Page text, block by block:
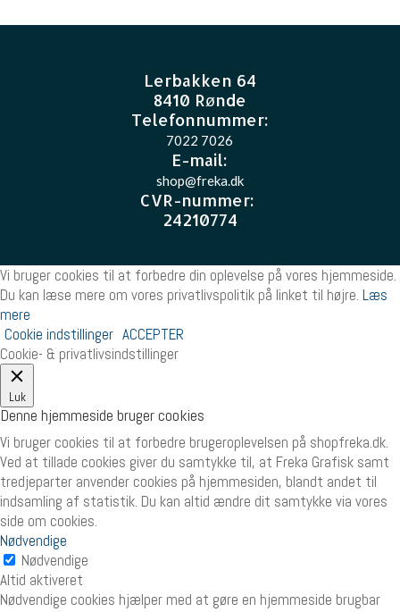
Lerbakken 64
8410 Rønde
Telefonnummer:
7022 7026
E-mail:
shop@freka.dk
CVR-nummer:
24210774
Vi bruger cookies til at forbedre din oplevelse på vores hjemmeside.
Du kan læse mere om vores privatlivspolitik på linket til højre. Læs
mere
Cookie indstillinger ACCEPTER
Cookie- & privatlivsindstillinger
Luk
Denne hjemmeside bruger cookies
Vi bruger cookies til at forbedre brugeroplevelsen på shopfreka.dk.
Ved at tillade cookies giver du samtykke til, at Freka Grafisk samt
tredjeparter anvender cookies på hjemmesiden, blandt andet til
indsamling af statistik. Du kan altid ændre dit samtykke via vores
side om cookies.
Nødvendige
Nødvendige
Altid aktiveret
Nødvendige cookies hjælper med at gøre en hjemmeside brugbar